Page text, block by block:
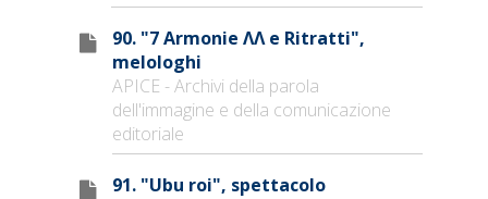
90. "7 Armonie ΛΛ e Ritratti",
melologhi
APICE - Archivi della parola
dell'immagine e della comunicazione
editoriale
91. "Ubu roi", spettacolo